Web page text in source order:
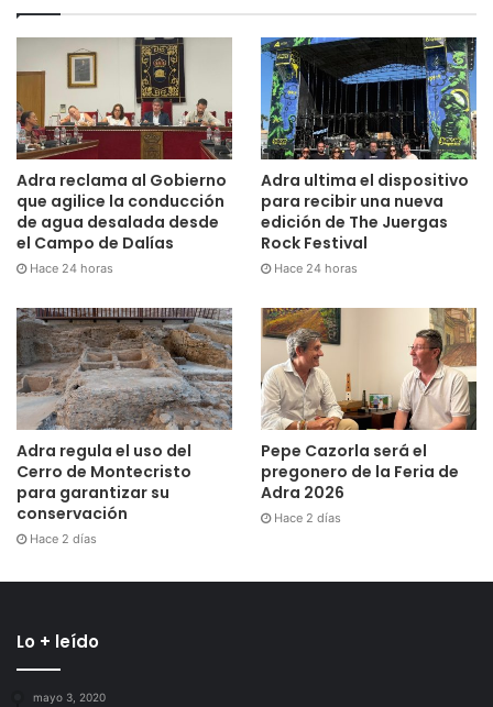
Adra reclama al Gobierno
que agilice la conducción
de agua desalada desde
el Campo de Dalías
Hace 24 horas
Adra ultima el dispositivo
para recibir una nueva
edición de The Juergas
Rock Festival
Hace 24 horas
Adra regula el uso del
Cerro de Montecristo
para garantizar su
conservación
Hace 2 días
Pepe Cazorla será el
pregonero de la Feria de
Adra 2026
Hace 2 días
Lo + leído
mayo 3, 2020